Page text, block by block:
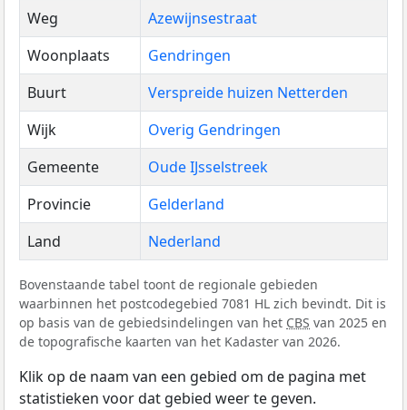
Weg
Azewijnsestraat
Woonplaats
Gendringen
Buurt
Verspreide huizen Netterden
Wijk
Overig Gendringen
Gemeente
Oude IJsselstreek
Provincie
Gelderland
Land
Nederland
Bovenstaande tabel toont de regionale gebieden
waarbinnen het postcodegebied 7081 HL zich bevindt. Dit is
op basis van de gebiedsindelingen van het CBS van 2025 en
de topografische kaarten van het Kadaster van 2026.
Klik op de naam van een gebied om de pagina met
statistieken voor dat gebied weer te geven.